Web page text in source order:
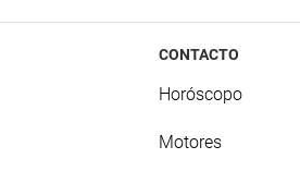
CONTACTO
Horóscopo
Motores